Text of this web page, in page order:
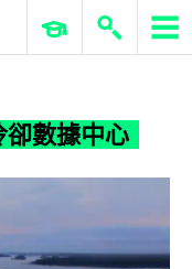
數據中心
ERP 與商業 AI
數據中心